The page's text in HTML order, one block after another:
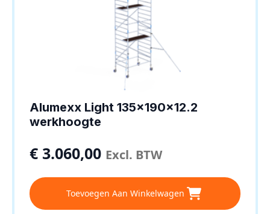
Alumexx Light 135x190x12.2
werkhoogte
€ 3.060,00 Excl. BTW
Toevoegen Aan Winkelwagen